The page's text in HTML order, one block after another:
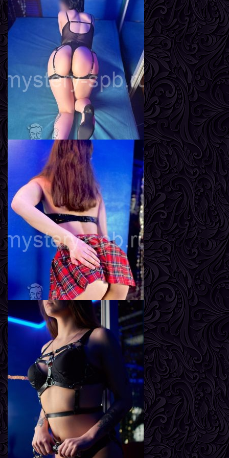
Адель
165 см
58 кг
3-й
Линда
Возраст
23
Рост
167 см
57 кг
2-й
Возраст18
169 см
Вес
52 кг
2-й